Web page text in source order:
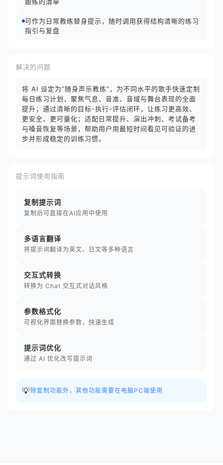
可作为日常教练替身提示，随时调用获得结构清晰的练习
指引与复盘
解决的问题
将 AI 设定为“随身声乐教练”，为不同水平的歌手快速定制
每日练习计划，聚焦气息、音准、音域与舞台表现的全面
提升；通过清晰的目标-执行-评估闭环，让练习更高效、
更安全、更可量化；适配日常提升、演出冲刺、考试备考
与嗓音恢复等场景，帮助用户用最短时间看见可验证的进
步并形成稳定的训练习惯。
提示词使用指南
复制提示词
复制后可直接在AI应用中使用
多语言翻译
将提示词翻译为英文、日文等多种语言
交互式转换
转换为 Chat 交互式对话风格
参数格式化
可视化界面替换参数，快速生成
提示词优化
通过 AI 优化改写提示词
💡 除复制功能外，其他功能需要在电脑PC端使用